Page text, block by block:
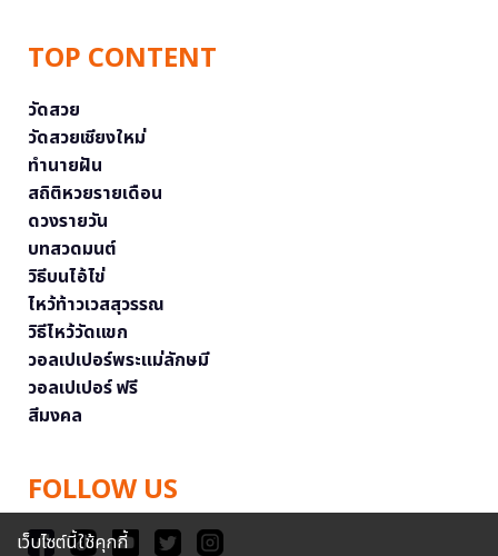
TOP CONTENT
วัดสวย
วัดสวยเชียงใหม่
ทำนายฝัน
สถิติหวยรายเดือน
ดวงรายวัน
บทสวดมนต์
วิธีบนไอ้ไข่
ไหว้ท้าวเวสสุวรรณ
วิธีไหว้วัดแขก
วอลเปเปอร์พระแม่ลักษมี
วอลเปเปอร์ ฟรี
สีมงคล
FOLLOW US
เว็บไซต์นี้ใช้คุกกี้